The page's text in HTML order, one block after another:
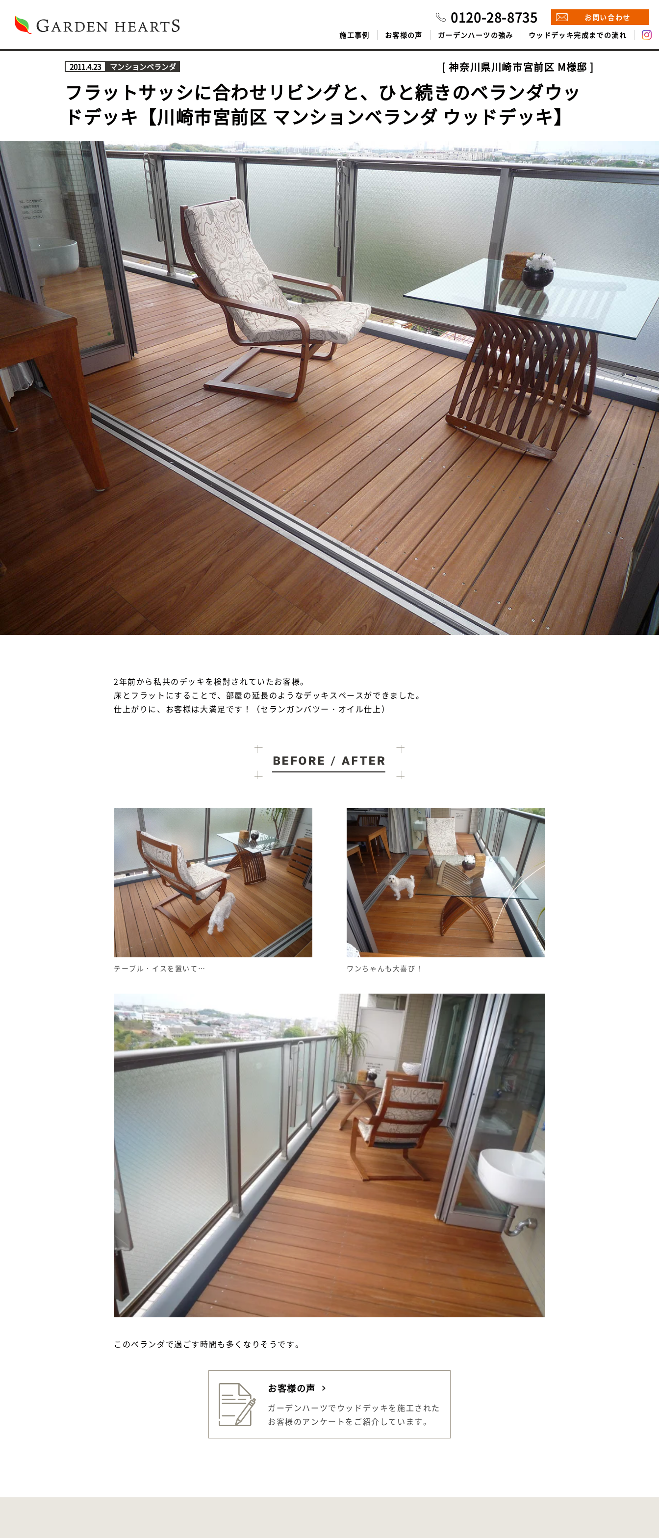
0120-28-8735
お問い合わせ
施工事例
お客様の声 ガーデンハーツの強み ウッドデッキ完成までの流れ
2011.4.23 マンションベランダ 神奈川県川崎市宮前区 M様邸
フラットサッシに合わせリビングと、ひと続きのベランダウッ
ドデッキ【川崎市宮前区 マンションベランダ ウッドデッキ】
2年前から私共のデッキを検討されていたお客様。
床とフラットにすることで、部屋の延長のようなデッキスペースができました。
仕上がりに、お客様は大満足です！（セランガンバツー・オイル仕上）
テーブル・イスを置いて… ワンちゃんも大喜び！
このベランダで過ごす時間も多くなりそうです。
お客様の声
ガーデンハーツでウッドデッキを施工された
お客様のアンケートをご紹介しています。